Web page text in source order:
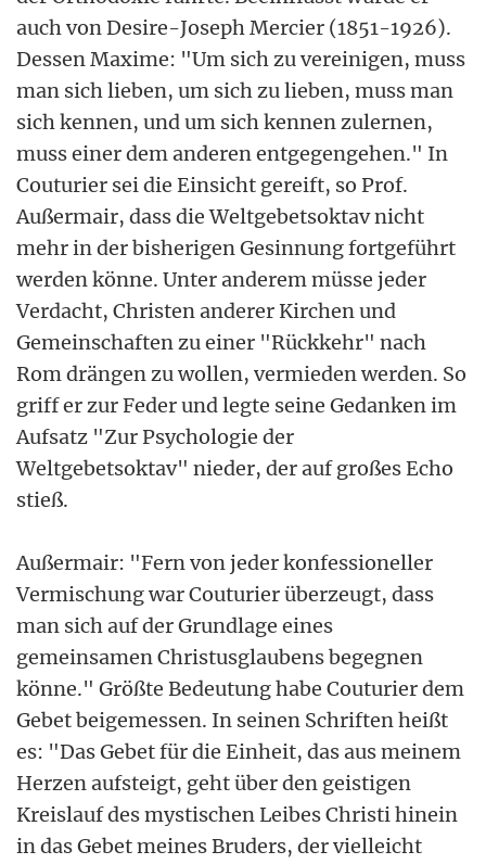
auch von Desire-Joseph Mercier (1851-1926).
Dessen Maxime: "Um sich zu vereinigen, muss
man sich lieben, um sich zu lieben, muss man
sich kennen, und um sich kennen zulernen,
muss einer dem anderen entgegengehen." In
Couturier sei die Einsicht gereift, so Prof.
Außermair, dass die Weltgebetsoktav nicht
mehr in der bisherigen Gesinnung fortgeführt
werden könne. Unter anderem müsse jeder
Verdacht, Christen anderer Kirchen und
Gemeinschaften zu einer "Rückkehr" nach
Rom drängen zu wollen, vermieden werden. So
griff er zur Feder und legte seine Gedanken im
Aufsatz "Zur Psychologie der
Weltgebetsoktav" nieder, der auf großes Echo
stieß.
Außermair: "Fern von jeder konfessioneller
Vermischung war Couturier überzeugt, dass
man sich auf der Grundlage eines
gemeinsamen Christusglaubens begegnen
könne." Größte Bedeutung habe Couturier dem
Gebet beigemessen. In seinen Schriften heißt
es: "Das Gebet für die Einheit, das aus meinem
Herzen aufsteigt, geht über den geistigen
Kreislauf des mystischen Leibes Christi hinein
in das Gebet meines Bruders, der vielleicht